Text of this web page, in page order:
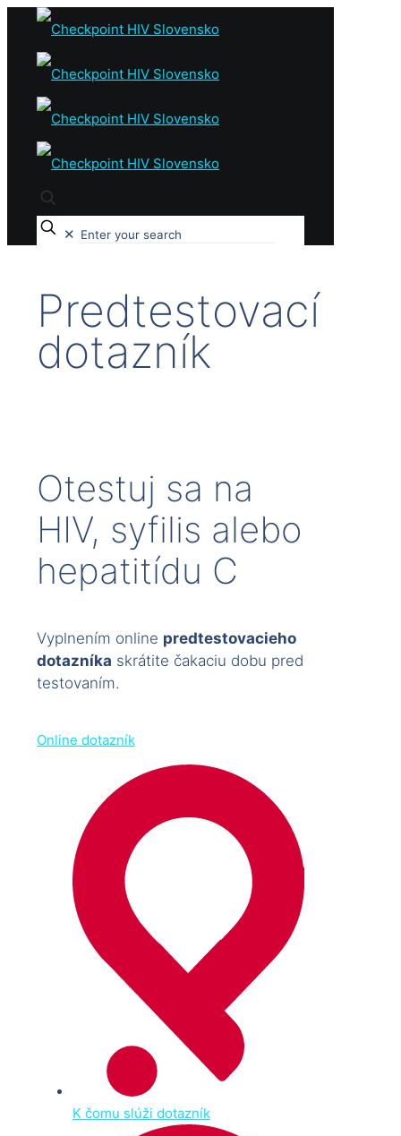
✕
Predtestovací
dotazník
Otestuj sa na
HIV, syfilis alebo
hepatitídu C
Vyplnením online predtestovacieho
dotazníka skrátite čakaciu dobu pred
testovaním.
Online dotazník
K čomu slúži dotazník